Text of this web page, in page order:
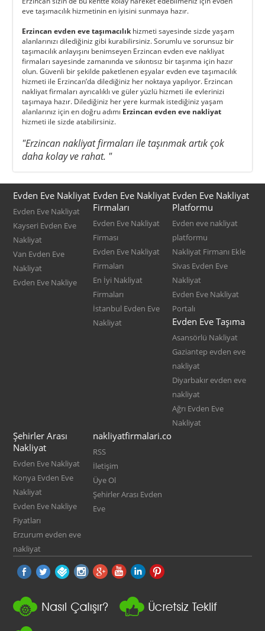
eve taşımacılık hizmetinin en iyisini sunmaya hazır.
Erzincan evden eve taşımacılıkhizmeti sayesinde sizde yaşam
alanlarınızı dilediğiniz gibi kurabilirsiniz. Sorumlu ve sorunsuz bir
taşımacılık anlayışını benimseyen Erzincan evden eve nakliyat
firmaları sayesinde zamanında ve sıkıntısız bir taşınma için hazır
olun. Güvenli bir şekilde paketlenen eşyalar evden eve taşımacılık
hizmeti ile Erzincan’da dilediğiniz her noktaya yapılıyor. Erzincan
nakliyat firmaları ayrıcalıklı ve güler yüzlü hizmeti ile evlerinizi
taşımaya hazır. Dilediğiniz her yere kurmak istediğiniz yaşam
alanlarınız için en doğru adımı Erzincan evden eve nakliyat
hizmeti ile sizde atabilirsiniz.
"Erzincan nakliyat firmaları ile taşınmak artık çok
daha kolay ve rahat. "
Evden Eve Nakliyat
Evden Eve Nakliyat
Kayseri Evden Eve
Nakliyat
Van Evden Eve
Nakliyat
Evden Eve Nakliye
Evden Eve Nakliyat
Firmaları
Evden Eve Nakliyat
Firması
Evden Eve Nakliyat
Firmaları
En İyi Nakliyat
Firmaları
İstanbul Evden Eve
Nakliyat
Evden Eve Nakliyat
Platformu
Evden eve nakliyat
platformu
Nakliyat Firmanı Ekle
Sivas Evden Eve
Nakliyat
Evden Eve Nakliyat
Portalı
Evden Eve Taşıma
Asansörlü Nakliyat
Gaziantep evden eve
nakliyat
Diyarbakır evden eve
nakliyat
Ağrı Evden Eve
Nakliyat
Şehirler Arası
Nakliyat
Evden Eve Nakliyat
Konya Evden Eve
Nakliyat
Evden Eve Nakliye
Fiyatları
Erzurum evden eve
nakliyat
nakliyatfirmalari.co
RSS
İletişim
Üye Ol
Şehirler Arası Evden
Eve